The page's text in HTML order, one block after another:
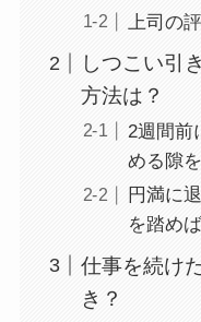
上司の
しつこい引
方法は？
2週間前
める隙
円満に
を踏め
仕事を続け
き？